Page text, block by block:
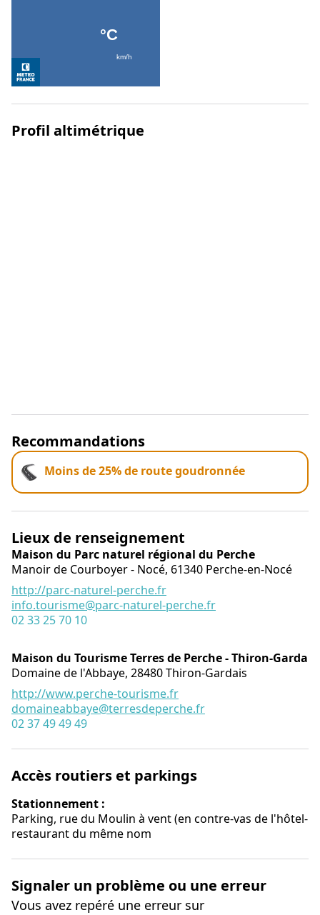
Profil altimétrique
Recommandations
Moins de 25% de route goudronnée
Lieux de renseignement
Maison du Parc naturel régional du Perche
Manoir de Courboyer - Nocé, 61340 Perche-en-Nocé
http://parc-naturel-perche.fr
info.tourisme@parc-naturel-perche.fr
02 33 25 70 10
Maison du Tourisme Terres de Perche - Thiron-Gardais
Domaine de l'Abbaye, 28480Thiron-Gardais
http://www.perche-tourisme.fr
domaineabbaye@terresdeperche.fr
02 37 49 49 49
Accès routiers et parkings
Stationnement :
Parking, rue du Moulin à vent (en contre-vas de l'hôtel-
restaurant du même nom
Signaler un problème ou une erreur
Vous avez repéré une erreur sur